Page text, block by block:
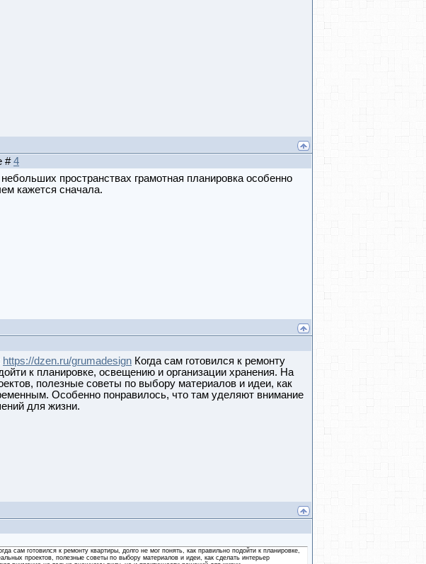
#4
пространствах грамотная планировка особенно
кажется сначала.
https://dzen.ru/grumadesign Когда сам готовился к ремонту
к планировке, освещению и организации хранения. На
полезные советы по выбору материалов и идеи, как
Особенно понравилось, что там уделяют внимание
для жизни.
сам готовился к ремонту квартиры, долго не мог понять, как правильно подойти к планировке,
проектов, полезные советы по выбору материалов и идеи, как сделать интерьер